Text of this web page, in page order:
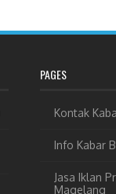
PAGES
Kontak
Info Kabar
Jasa Iklan
Magelang